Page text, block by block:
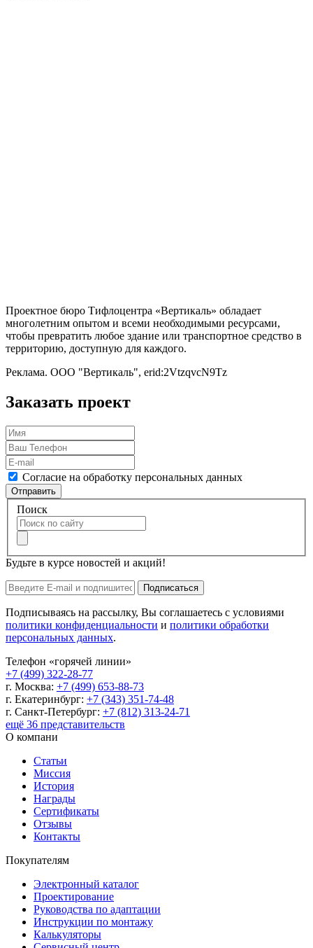
Проектное бюро Тифлоцентра «Вертикаль» обладает
многолетним опытом и всеми необходимыми ресурсами,
чтобы превратить любое здание или транспортное средство в
территорию, доступную для каждого.
Реклама. ООО "Вертикаль", erid:2VtzqvcN9Tz
Заказать проект
Согласие на обработку персональных данных
Отправить
Поиск
Будьте в курсе новостей и акций!
Подписаться
Подписываясь на рассылку, Вы соглашаетесь с условиями
политики конфиденциальности и политики обработки
персональных данных.
Телефон «горячей линии»
+7 (499) 322-28-77
г. Москва: +7 (499) 653-88-73
г. Екатеринбург: +7 (343) 351-74-48
г. Санкт-Петербург: +7 (812) 313-24-71
ещё 36 представительств
О компани
Статьи
Миссия
История
Награды
Сертификаты
Отзывы
Контакты
Покупателям
Электронный каталог
Проектирование
Руководства по адаптации
Инструкции по монтажу
Калькуляторы